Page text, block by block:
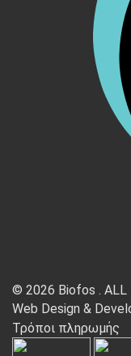
© 2026 Biofos . ALL
Web Design &
Τρόποι πληρωμής